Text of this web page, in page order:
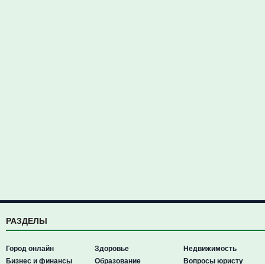
РАЗДЕЛЫ
Город онлайн
Бизнес и финансы
Здоровье
Образование
Недвижимость
Вопросы юристу